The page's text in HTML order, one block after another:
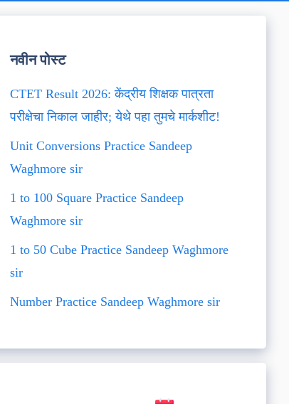
नवीन पोस्ट
CTET Result 2026: केंद्रीय शिक्षक पात्रता
परीक्षेचा निकाल जाहीर; येथे पहा तुमचे मार्कशीट!
Unit Conversions Practice Sandeep
Waghmore sir
1 to 100 Square Practice Sandeep
Waghmore sir
1 to 50 Cube Practice Sandeep Waghmore
sir
Number Practice Sandeep Waghmore sir